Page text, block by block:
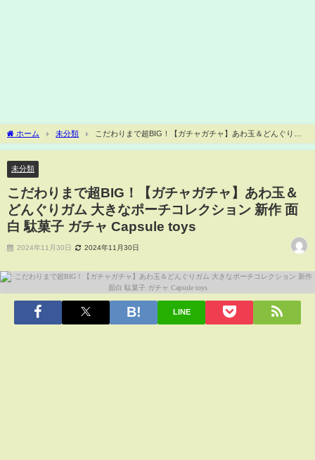
ホーム 未分類
こだわりまで超BIG！【ガチャガチャ】あわ玉＆どんぐりガ
ム 大きなポーチコレクション 新作 面白 駄菓子 ガチャ Capsule toys
未分類
こだわりまで超BIG！【ガチャガチャ】あわ玉＆
どんぐりガム 大きなポーチコレクション 新作 面
白 駄菓子 ガチャ Capsule toys
2024年11月30日 2024年11月30日
LINE